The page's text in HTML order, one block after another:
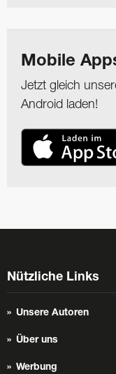
Mobile
Jetzt gleich
Android laden!
Nützliche Links
Unsere Autoren
Über uns
Werbung